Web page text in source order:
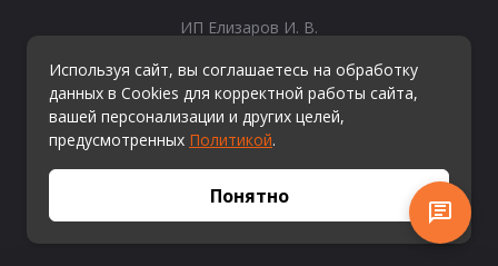
ИП Елизаров И. В.
ОГРНИП: 315665800057162
Эл. почта:info@kvestiks.ru
© Квестикс, 2026
Используя сайт, вы соглашаетесь на обработку
данных в Cookies для корректной работы сайта,
вашей персонализации и других целей,
предусмотренных Политикой.
Понятно